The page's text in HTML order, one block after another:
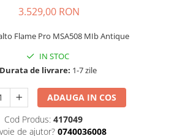
si
si live
iOS /
Video
3.529,00 RON
Flame Pro MSA508 MIb Antique
IN STOC
Durata de livrare: 1-7 zile
ADAUGA IN COS
Cod Produs: 417049
de ajutor? 0740036008